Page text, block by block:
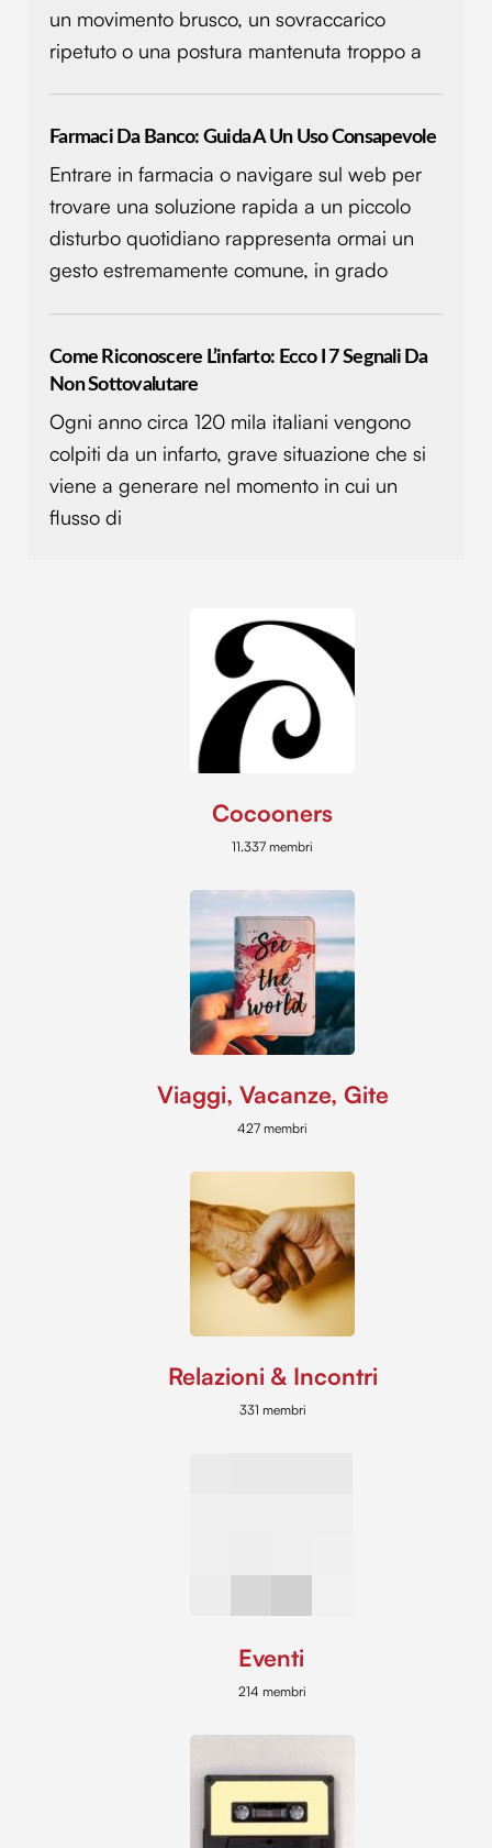
un movimento brusco, un sovraccarico
ripetuto o una postura mantenuta troppo a
Farmaci Da Banco: Guida A Un Uso Consapevole
Entrare in farmacia o navigare sul web per
trovare una soluzione rapida a un piccolo
disturbo quotidiano rappresenta ormai un
gesto estremamente comune, in grado
Come Riconoscere L’infarto: Ecco I 7 Segnali Da
Non Sottovalutare
Ogni anno circa 120 mila italiani vengono
colpiti da un infarto, grave situazione che si
viene a generare nel momento in cui un
flusso di
Cocooners
11.337 membri
Viaggi, Vacanze, Gite
427 membri
Relazioni & Incontri
331 membri
Eventi
214 membri